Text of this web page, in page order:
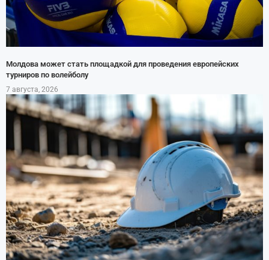
Молдова может стать площадкой для проведения европейских
турниров по волейболу
7 августа, 2026